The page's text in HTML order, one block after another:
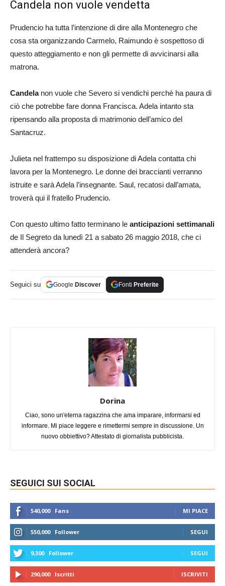
Candela non vuole vendetta
Prudencio ha tutta l’intenzione di dire alla Montenegro che
cosa sta organizzando Carmelo, Raimundo è sospettoso di
questo atteggiamento e non gli permette di avvicinarsi alla
matrona.
Candelanon vuole che Severo si vendichi perchè ha paura di
ciò che potrebbe fare donna Francisca. Adela intanto sta
ripensando alla proposta di matrimonio dell’amico del
Santacruz.
Julieta nel frattempo su disposizione di Adela contatta chi
lavora per la Montenegro. Le donne dei braccianti verranno
istruite e sarà Adela l’insegnante. Saul, recatosi dall’amata,
troverà qui il fratello Prudencio.
Con questo ultimo fatto terminano le anticipazioni settimanali
de Il Segreto da lunedì 21 a sabato 26 maggio 2018, che ci
attenderà ancora?
Seguici su Google Discover Fonti Preferite
Dorina
Ciao, sono un'eterna ragazzina che ama imparare, informarsi ed
informare. Mi piace leggere e rimettermi sempre in discussione. Un
nuovo obbiettivo? Attestato di giornalista pubblicista.
SEGUICI SUI SOCIAL
540,000 Fans MI PIACE
550,000 Follower SEGUI
9,300 Follower SEGUI
290,000 Iscritti ISCRIVITI